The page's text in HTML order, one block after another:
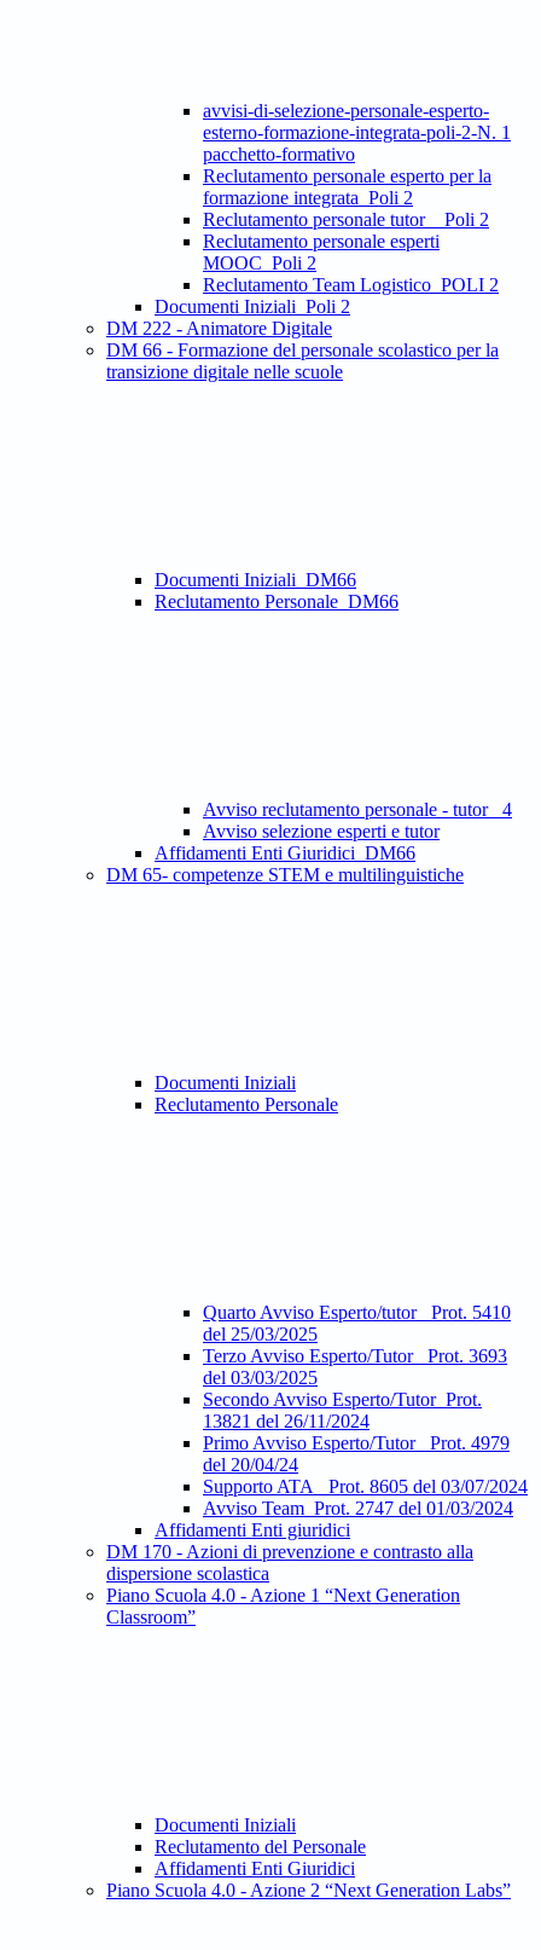
avvisi-di-selezione-personale-esperto-
esterno-formazione-integrata-poli-2-N. 1
pacchetto-formativo
Reclutamento personale esperto per la
formazione integrata_Poli 2
Reclutamento personale tutor _ Poli 2
Reclutamento personale esperti
MOOC_Poli 2
Reclutamento Team Logistico_POLI 2
Documenti Iniziali_Poli 2
DM 222 - Animatore Digitale
DM 66 - Formazione del personale scolastico per la
transizione digitale nelle scuole
Documenti Iniziali_DM66
Reclutamento Personale_DM66
Avviso reclutamento personale - tutor _4
Avviso selezione esperti e tutor
Affidamenti Enti Giuridici_DM66
DM 65- competenze STEM e multilinguistiche
Documenti Iniziali
Reclutamento Personale
Quarto Avviso Esperto/tutor_ Prot. 5410
del 25/03/2025
Terzo Avviso Esperto/Tutor_ Prot. 3693
del 03/03/2025
Secondo Avviso Esperto/Tutor_Prot.
13821 del 26/11/2024
Primo Avviso Esperto/Tutor_ Prot. 4979
del 20/04/24
Supporto ATA_ Prot. 8605 del 03/07/2024
Avviso Team_Prot. 2747 del 01/03/2024
Affidamenti Enti giuridici
DM 170 - Azioni di prevenzione e contrasto alla
dispersione scolastica
Piano Scuola 4.0 - Azione 1 “Next Generation
Classroom”
Documenti Iniziali
Reclutamento del Personale
Affidamenti Enti Giuridici
Piano Scuola 4.0 - Azione 2 “Next Generation Labs”